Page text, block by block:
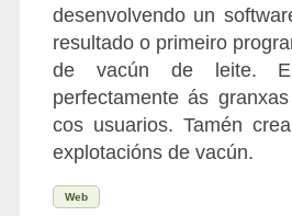
desenvolvendo un
resultado o primeiro
de vacún de leite.
perfectamente ás
cos usuarios. Tamén
explotacións de vacún.
Web